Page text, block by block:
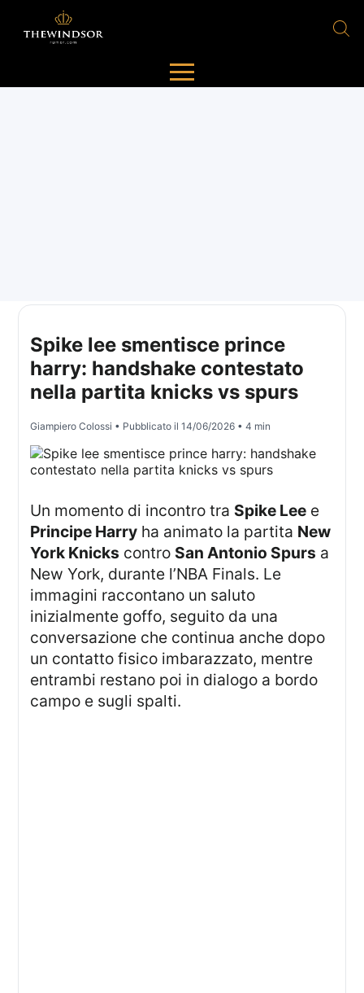
Spike lee smentisce prince
harry: handshake contestato
nella partita knicks vs spurs
Giampiero Colossi • Pubblicato il14/06/2026 • 4 min
Un momento di incontro tra Spike Lee e
Principe Harry ha animato la partita New
York Knicks contro San Antonio Spurs a
New York, durante l’NBA Finals. Le
immagini raccontano un saluto
inizialmente goffo, seguito da una
conversazione che continua anche dopo
un contatto fisico imbarazzato, mentre
entrambi restano poi in dialogo a bordo
campo e sugli spalti.